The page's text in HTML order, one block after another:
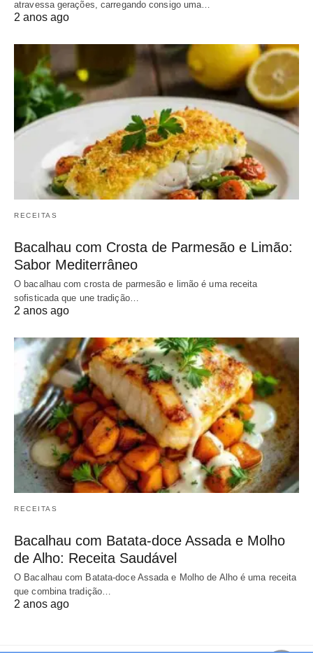
atravessa gerações, carregando consigo uma…
2 anos ago
RECEITAS
Bacalhau com Crosta de Parmesão e Limão:
Sabor Mediterrâneo
O bacalhau com crosta de parmesão e limão é uma receita
sofisticada que une tradição…
2 anos ago
RECEITAS
Bacalhau com Batata-doce Assada e Molho
de Alho: Receita Saudável
O Bacalhau com Batata-doce Assada e Molho de Alho é uma receita
que combina tradição…
2 anos ago